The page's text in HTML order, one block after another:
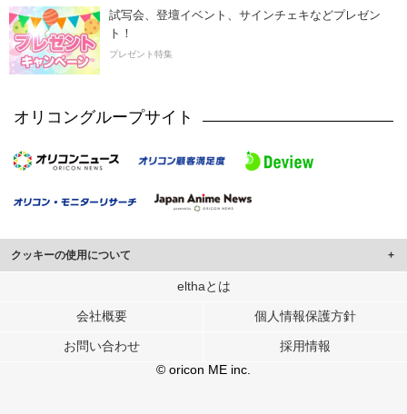
試写会、登壇イベント、サインチェキなどプレゼン
ト！
プレゼント特集
オリコングループサイト
クッキーの使用について
このサイトでは Cookie を使用して、ユーザーに合わせたコンテンツや広告の
行っています。
メディアや広告配信、データ解析の各パートナーに提供しています。
各パートナーは、この情報とユーザーが各パートナーに提供した他の情報や、
ユーザーが各パートナーのサービスを使用したときに収集した他の情報を組み
elthaとは
会社概要 個人情報保護方針
お問い合わせ
採用情報
© oricon ME inc.